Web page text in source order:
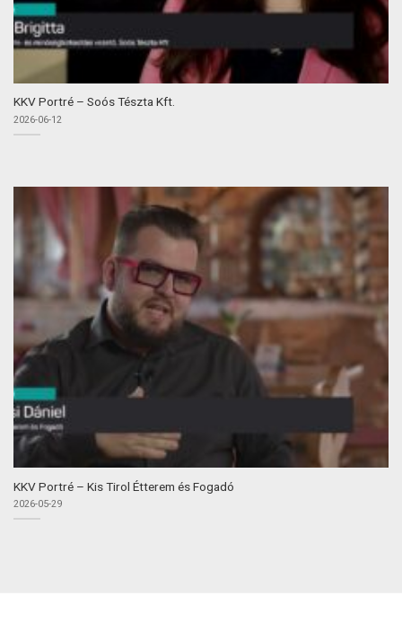
KKV Portré – Soós Tészta Kft.
2026-06-12
KKV Portré – Kis Tirol Étterem és Fogadó
2026-05-29